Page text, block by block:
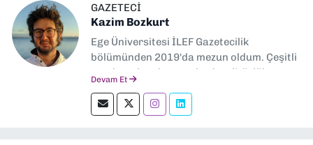
GAZETECI
Kazim Bozkurt
Ege Üniversitesi İLEF Gazetecilik
bölümünden 2019'da mezun oldum. Çeşitli
yerel ve ulusal gazetelerde editörlük,
okumayı severim.
Devam Et